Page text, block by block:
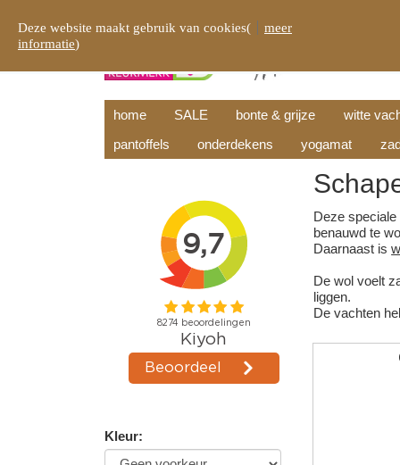
home SALE bonte & grijze witte
pantoffels
onderdekens yogamat
Kleur:
Deze
benauwd te
Daarnaast is
De wol voelt
liggen.
De vachten
Deze website maakt gebruik van cookies(
meer
informatie)